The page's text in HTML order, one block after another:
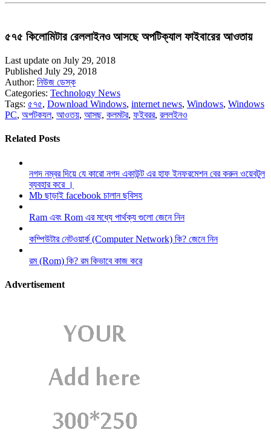
৫৭৫ কিলোমিটার রেললাইনও আসছে অপটিক্যাল ফাইবারের আওতায়
Last update on July 29, 2018
Published July 29, 2018
Author: নিউজ ডেস্ক
Categories: Technology News
Tags: ৫৭৫, Download Windows, internet news, Windows, Windows
PC, অপটকযল, আওতয়, আসছ, কলমটর, ফইবরর, রললইনও
Related Posts
নগদ নম্বর দিয়ে যে কারো নগদ একাউন্ট এর হাফ ইনফরমেশন বের করুন ওয়েবটুল
ব্যবহার করে ।
Mb ছাড়াই facebook চালান ছবিসহ
Ram এবং Rom এর মধ্যে পার্থক্য গুলো জেনে নিন
কম্পিউটার নেটওয়ার্ক (Computer Network) কি? জেনে নিন
রম (Rom) কি? রম কিভাবে কাজ করে
Advertisement